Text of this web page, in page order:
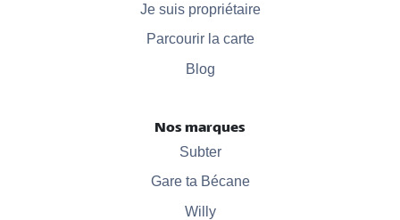
Je suis propriétaire
Parcourir la carte
Blog
Nos marques
Subter
Gare ta Bécane
Willy